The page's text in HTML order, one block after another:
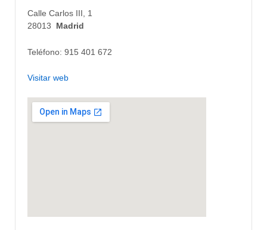
Calle Carlos III, 1
28013 Madrid
Teléfono: 915 401 672
Visitar web